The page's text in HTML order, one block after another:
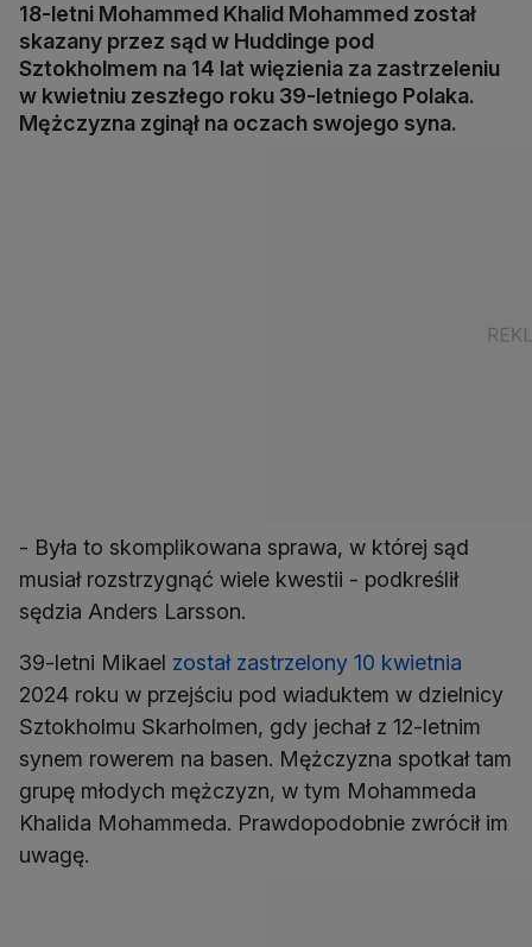
18-letni Mohammed Khalid Mohammed został
skazany przez sąd w Huddinge pod
Sztokholmem na 14 lat więzienia za zastrzeleniu
w kwietniu zeszłego roku 39-letniego Polaka.
Mężczyzna zginął na oczach swojego syna.
- Była to skomplikowana sprawa, w której sąd
musiał rozstrzygnąć wiele kwestii - podkreślił
sędzia Anders Larsson.
39-letni Mikael został zastrzelony 10 kwietnia
2024 roku w przejściu pod wiaduktem w dzielnicy
Sztokholmu Skarholmen, gdy jechał z 12-letnim
synem rowerem na basen. Mężczyzna spotkał tam
grupę młodych mężczyzn, w tym Mohammeda
Khalida Mohammeda. Prawdopodobnie zwrócił im
uwagę.